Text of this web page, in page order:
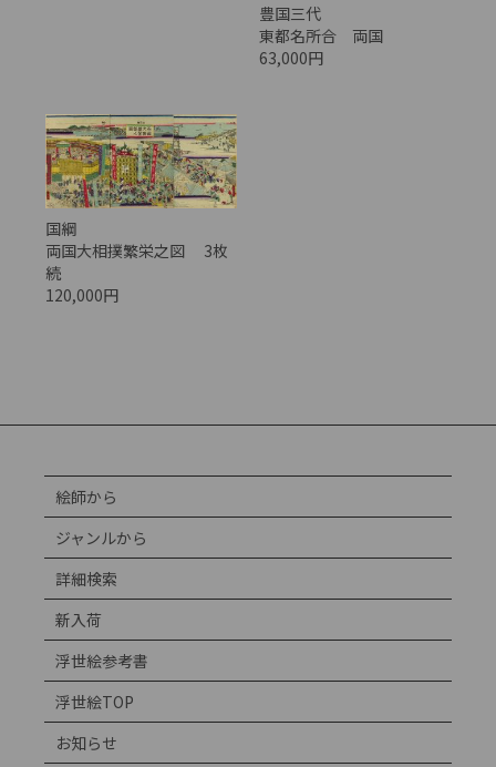
豊国三代
東都名所合 両国
63,000円
国綱
両国大相撲繁栄之図 3枚
続
120,000円
絵師から
ジャンルから
詳細検索
新入荷
浮世絵参考書
浮世絵TOP
お知らせ